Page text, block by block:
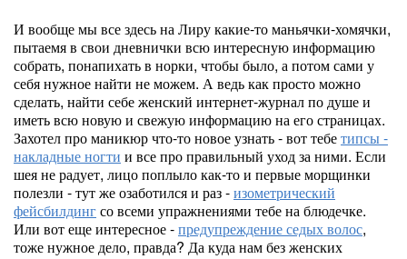
И вообще мы все здесь на Лиру какие-то маньячки-хомячки,
пытаемя в свои дневнички всю интересную информацию
собрать, понапихать в норки, чтобы было, а потом сами у
себя нужное найти не можем. А ведь как просто можно
сделать, найти себе женский интернет-журнал по душе и
иметь всю новую и свежую информацию на его страницах.
Захотел про маникюр что-то новое узнать - вот тебетипсы -
накладные ногти и все про правильный уход за ними. Если
шея не радует, лицо поплыло как-то и первые морщинки
полезли - тут же озаботился и раз -изометрический
фейсбилдингсо всеми упражнениями тебе на блюдечке.
Или вот еще интересное -предупреждение седых волос,
тоже нужное дело, правда? Да куда нам без женских